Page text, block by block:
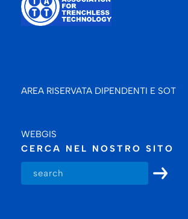
AREA RISERVATA DIPENDENTI E SOT
WEBGIS
CERCA NEL NOSTRO SITO